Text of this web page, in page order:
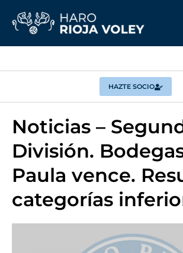
HAZTE SOCIO
Noticias –
División.
Paula vence.
categorías